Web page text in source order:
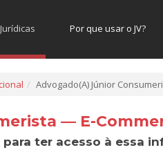
Por que usar o JV?
Advogado(A) Júnior
— E-
para ter acesso à essa